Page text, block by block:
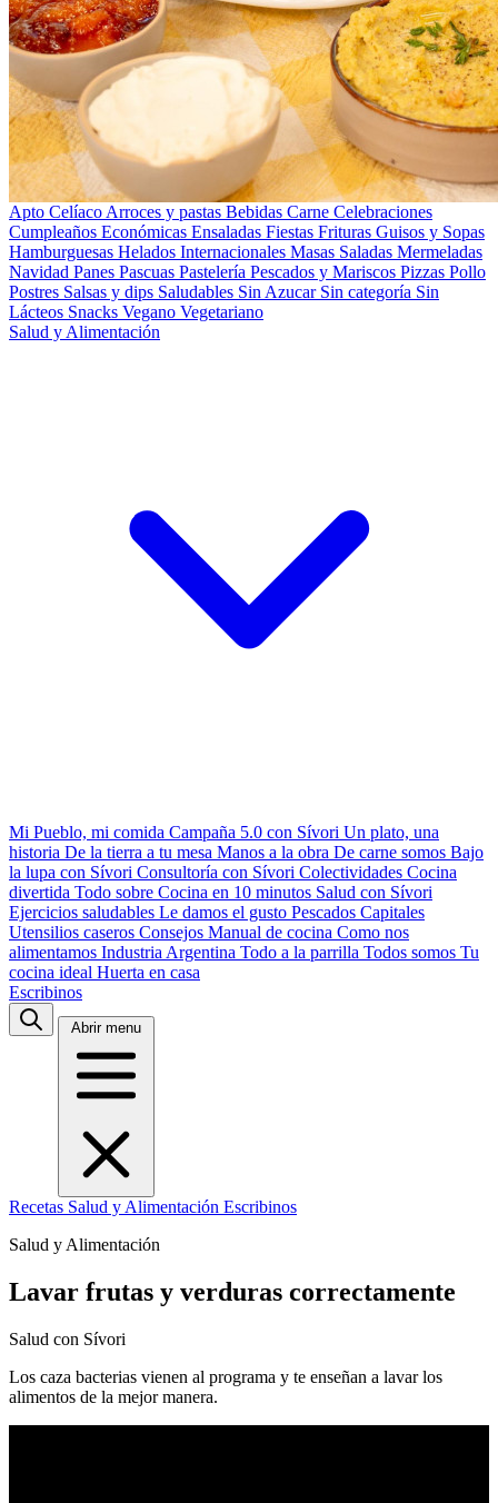
Apto Celíaco Arroces y pastas Bebidas Carne Celebraciones
Cumpleaños Económicas Ensaladas Fiestas Frituras Guisos y Sopas
Hamburguesas Helados Internacionales Masas Saladas Mermeladas
Navidad Panes Pascuas Pastelería Pescados y Mariscos Pizzas Pollo
Postres Salsas y dips Saludables Sin Azucar Sin categoría Sin
Lácteos Snacks Vegano Vegetariano
Salud y Alimentación
Mi Pueblo, mi comida Campaña 5.0 con Sívori Un plato, una
historia De la tierra a tu mesa Manos a la obra De carne somos Bajo
la lupa con Sívori Consultoría con Sívori Colectividades Cocina
divertida Todo sobre Cocina en 10 minutos Salud con Sívori
Ejercicios saludables Le damos el gusto Pescados Capitales
Utensilios caseros Consejos Manual de cocina Como nos
alimentamos Industria Argentina Todo a la parrilla Todos somos Tu
cocina ideal Huerta en casa
Escribinos
Abrir menu
Recetas Salud y Alimentación Escribinos
Salud y Alimentación
Lavar frutas y verduras correctamente
Salud con Sívori
Los caza bacterias vienen al programa y te enseñan a lavar los
alimentos de la mejor manera.